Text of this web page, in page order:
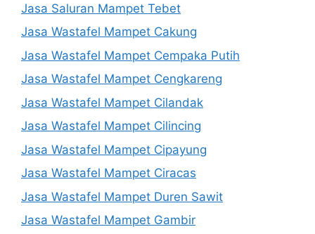
Jasa Saluran Mampet Tebet
Jasa Wastafel Mampet Cakung
Jasa Wastafel Mampet Cempaka Putih
Jasa Wastafel Mampet Cengkareng
Jasa Wastafel Mampet Cilandak
Jasa Wastafel Mampet Cilincing
Jasa Wastafel Mampet Cipayung
Jasa Wastafel Mampet Ciracas
Jasa Wastafel Mampet Duren Sawit
Jasa Wastafel Mampet Gambir